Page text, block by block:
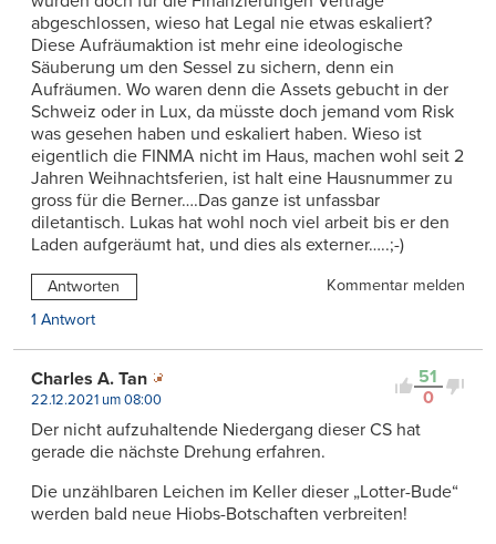
abgeschlossen, wieso hat Legal nie etwas eskaliert?
Diese Aufräumaktion ist mehr eine ideologische
Säuberung um den Sessel zu sichern, denn ein
Aufräumen. Wo waren denn die Assets gebucht in der
Schweiz oder in Lux, da müsste doch jemand vom Risk
was gesehen haben und eskaliert haben. Wieso ist
eigentlich die FINMA nicht im Haus, machen wohl seit 2
Jahren Weihnachtsferien, ist halt eine Hausnummer zu
gross für die Berner….Das ganze ist unfassbar
diletantisch. Lukas hat wohl noch viel arbeit bis er den
Laden aufgeräumt hat, und dies als externer…..;-)
Antworten
Kommentar melden
1 Antwort
51
0
Charles A. Tan
22.12.2021 um 08:00
Der nicht aufzuhaltende Niedergang dieser CS hat
gerade die nächste Drehung erfahren.
Die unzählbaren Leichen im Keller dieser „Lotter-Bude“
werden bald neue Hiobs-Botschaften verbreiten!